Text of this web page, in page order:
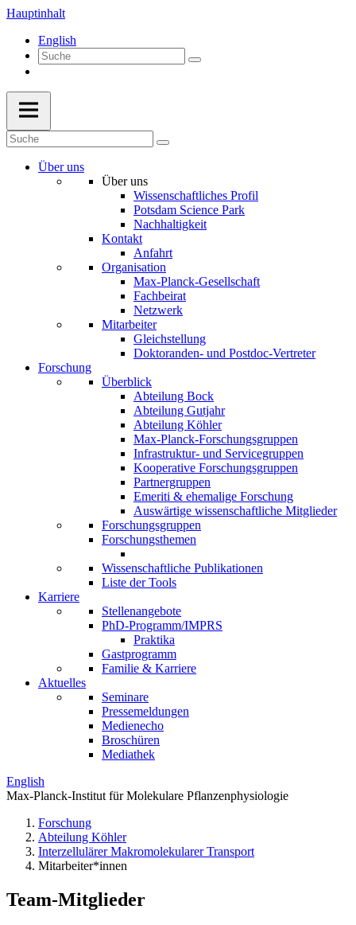
Hauptinhalt
English
Über uns
Über uns
Wissenschaftliches Profil
Potsdam Science Park
Nachhaltigkeit
Kontakt
Anfahrt
Organisation
Max-Planck-Gesellschaft
Fachbeirat
Netzwerk
Mitarbeiter
Gleichstellung
Doktoranden- und Postdoc-Vertreter
Forschung
Überblick
Abteilung Bock
Abteilung Gutjahr
Abteilung Köhler
Max-Planck-Forschungsgruppen
Infrastruktur- und Servicegruppen
Kooperative Forschungsgruppen
Partnergruppen
Emeriti & ehemalige Forschung
Auswärtige wissenschaftliche Mitglieder
Forschungsgruppen
Forschungsthemen
Wissenschaftliche Publikationen
Liste der Tools
Karriere
Stellenangebote
PhD-Programm/IMPRS
Praktika
Gastprogramm
Familie & Karriere
Aktuelles
Seminare
Pressemeldungen
Medienecho
Broschüren
Mediathek
English
Max-Planck-Institut für Molekulare Pflanzenphysiologie
Forschung
Abteilung Köhler
Interzellulärer Makromolekularer Transport
Mitarbeiter*innen
Team-Mitglieder